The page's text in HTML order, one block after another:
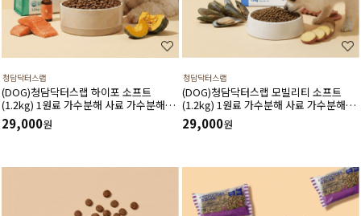
청담닥터스랩
(DOG)청담닥터스랩 하이포 소프트
(1.2kg) 1원료 가수분해 사료 가수분해연
어 피부와 피모건강에 도움 장건강 긴장완
화 부드러운식감
29,000원
청담닥터스랩
(DOG)청담닥터스랩 모빌리티 소프트
(1.2kg) 1원료 가수분해 사료 가수분해오
리 관절건강 장건강 긴장완화 부드러운식
감
29,000원